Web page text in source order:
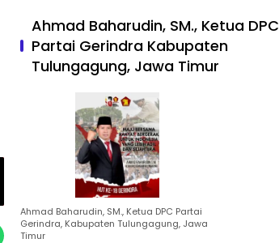
Ahmad Baharudin, SM., Ketua DPC
Partai Gerindra Kabupaten
Tulungagung, Jawa Timur
Ahmad Baharudin, SM., Ketua DPC Partai
Gerindra, Kabupaten Tulungagung, Jawa
Timur